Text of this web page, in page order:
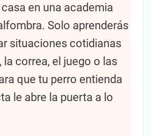
en una academia
Solo aprenderás
situaciones cotidianas
correa, el juego o las
que tu perro entienda
le abre la puerta a lo